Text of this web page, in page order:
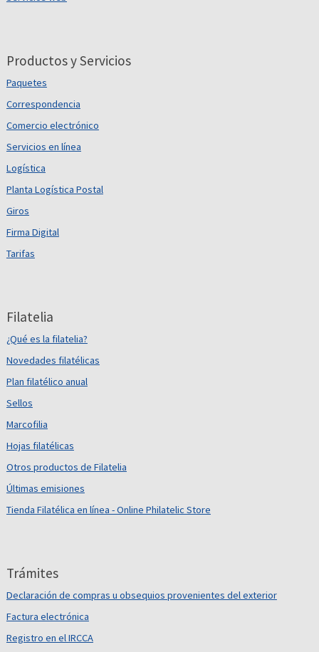
Productos y Servicios
Paquetes
Correspondencia
Comercio electrónico
Servicios en línea
Logística
Planta Logística Postal
Giros
Firma Digital
Tarifas
Filatelia
¿Qué es la filatelia?
Novedades filatélicas
Plan filatélico anual
Sellos
Marcofilia
Hojas filatélicas
Otros productos de Filatelia
Últimas emisiones
Tienda Filatélica en línea - Online Philatelic Store
Trámites
Declaración de compras u obsequios provenientes del exterior
Factura electrónica
Registro en el IRCCA